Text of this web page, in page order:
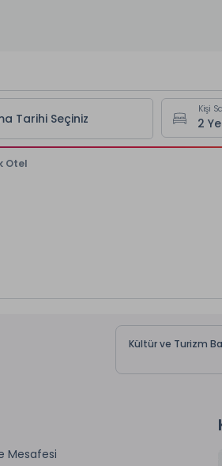
Tarihi Seçiniz
Kişi
Otel
Kültür ve Turizm
Mesafesi